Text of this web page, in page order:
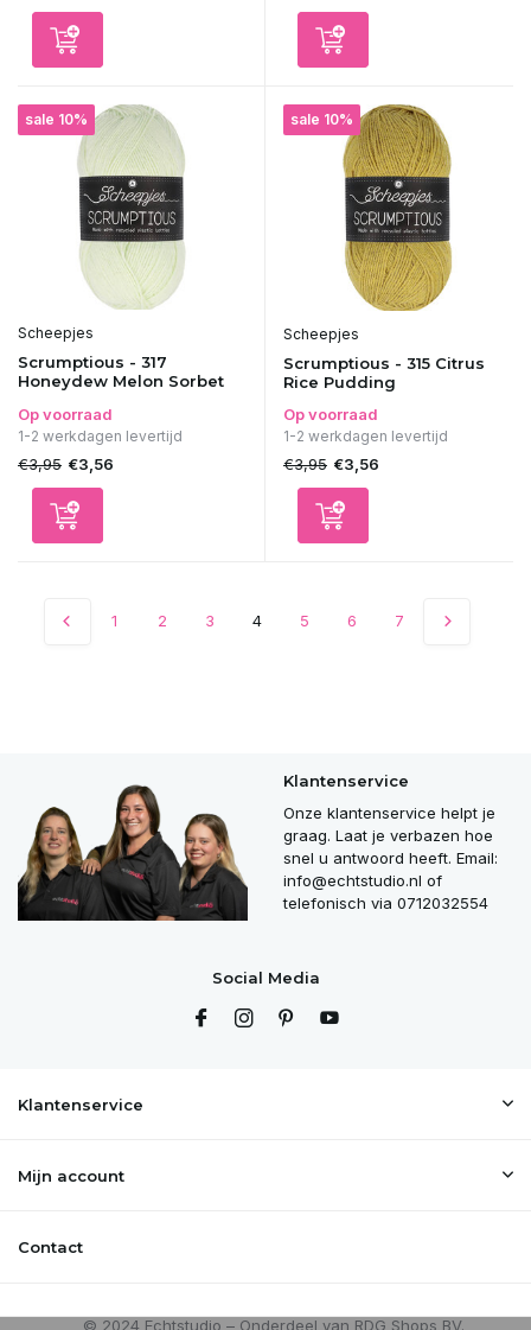
sale 10%
Scheepjes
Scrumptious - 317
Honeydew Melon Sorbet
Op voorraad
1-2 werkdagen levertijd
€3,95 €3,56
sale 10%
Scheepjes
Scrumptious - 315 Citrus
Rice Pudding
Op voorraad
1-2 werkdagen levertijd
€3,95 €3,56
1 2 3 4 5 6 7
Klantenservice
Onze klantenservice helpt je
graag. Laat je verbazen hoe
snel u antwoord heeft. Email:
info@echtstudio.nl of
telefonisch via 0712032554
Social Media
Klantenservice
Mijn account
Contact